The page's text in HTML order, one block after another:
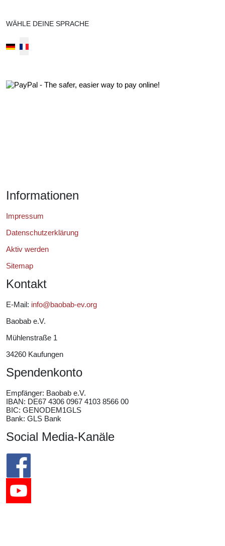
WÄHLE DEINE SPRACHE
Informationen
Impressum
Datenschutzerklärung
Aktiv werden
Sitemap
Kontakt
E-Mail: info@baobab-ev.org
Baobab e.V.
Mühlenstraße 1
34260 Kaufungen
Spendenkonto
Empfänger: Baobab e.V.
IBAN: DE67 4306 0967 4103 8566 00
BIC: GENODEM1GLS
Bank: GLS Bank
Social Media-Kanäle